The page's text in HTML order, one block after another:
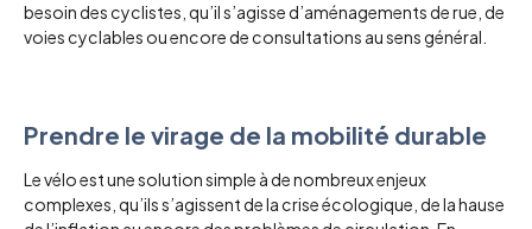
besoin des cyclistes, qu’il s’agisse d’aménagements de rue, de
voies cyclables ou encore de consultations au sens général.
Prendre le virage de la mobilité durable
Le vélo est une solution simple à de nombreux enjeux
complexes, qu’ils s’agissent de la crise écologique, de la hause